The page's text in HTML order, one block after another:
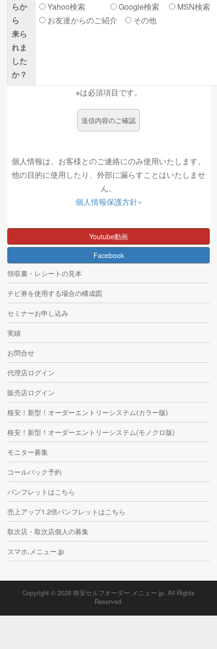
らか
ら
来ら
れま
した
か？
Yahoo検索 Google検索
MSN検索
お友達からのご紹介
その他
※は必須項目です。
個人情報は、お客様とのご連絡にのみ使用いたします。
他の目的に使用したり、外部に漏らすことはいたしませ
ん。
個人情報保護方針»
Youtube動画
Facebook
領収書・レシートの見本
チビ券を使用する場合の構成図
セミナーお申し込み
実績
お問合せ
代理店ログイン
販売店ログイン
格安！新型！オーダーエントリーシステム(カラー版)
格安！新型！オーダーエントリーシステム(モノクロ版)
モニター募集
コールバック予約
パンフレットはこちら
売上アップ1.2倍パンフレットはこちら
取次店・取次店個人の募集
スマホ.メニュー.jp
Copyright © 2026 格安セルフオーダー メニュー.jp. All Rights
Reserved.